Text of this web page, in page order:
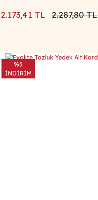
2.173,41 TL 2.287,80 TL
%5
İNDİRİM